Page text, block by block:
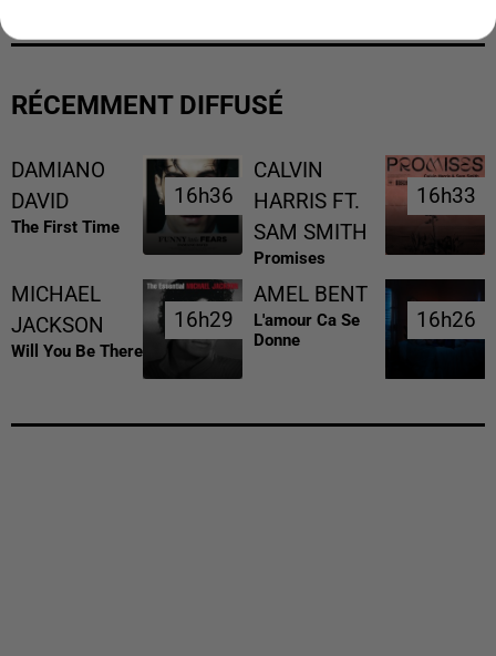
RÉCEMMENT DIFFUSÉ
DAMIANO
DAVID
The First Time
16h36
16h36
CALVIN
HARRIS FT.
SAM SMITH
Promises
16h33
16h33
MICHAEL
JACKSON
Will You Be There
16h29
16h29
AMEL BENT
L'amour Ca Se
Donne
16h26
16h26